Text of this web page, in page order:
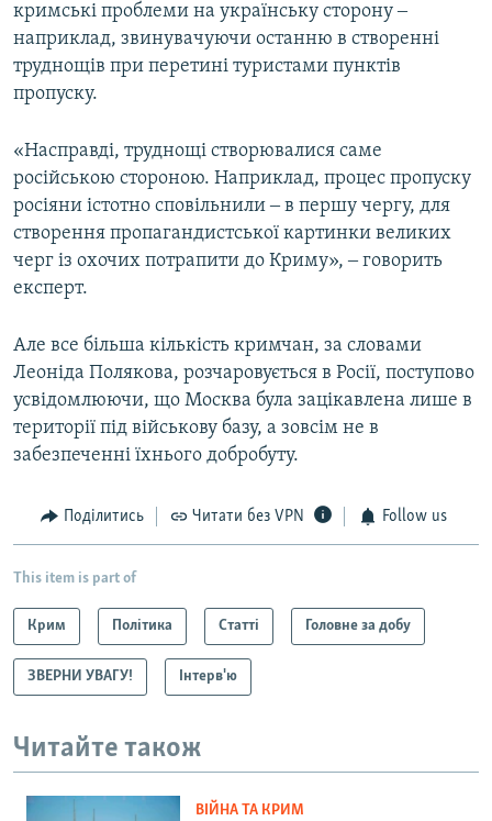
кримські проблеми на українську сторону ‒
наприклад, звинувачуючи останню в створенні
труднощів при перетині туристами пунктів
пропуску.
«Насправді, труднощі створювалися саме
російською стороною. Наприклад, процес пропуску
росіяни істотно сповільнили ‒ в першу чергу, для
створення пропагандистської картинки великих
черг із охочих потрапити до Криму», ‒ говорить
експерт.
Але все більша кількість кримчан, за словами
Леоніда Полякова, розчаровується в Росії, поступово
усвідомлюючи, що Москва була зацікавлена лише в
території під військову базу, а зовсім не в
забезпеченні їхнього добробуту.
Поділитись Читати без VPN Follow us
This item is part of
Крим Політика Статті Головне за добу
ЗВЕРНИ УВАГУ! Інтерв'ю
Читайте також
ВІЙНА ТА КРИМ